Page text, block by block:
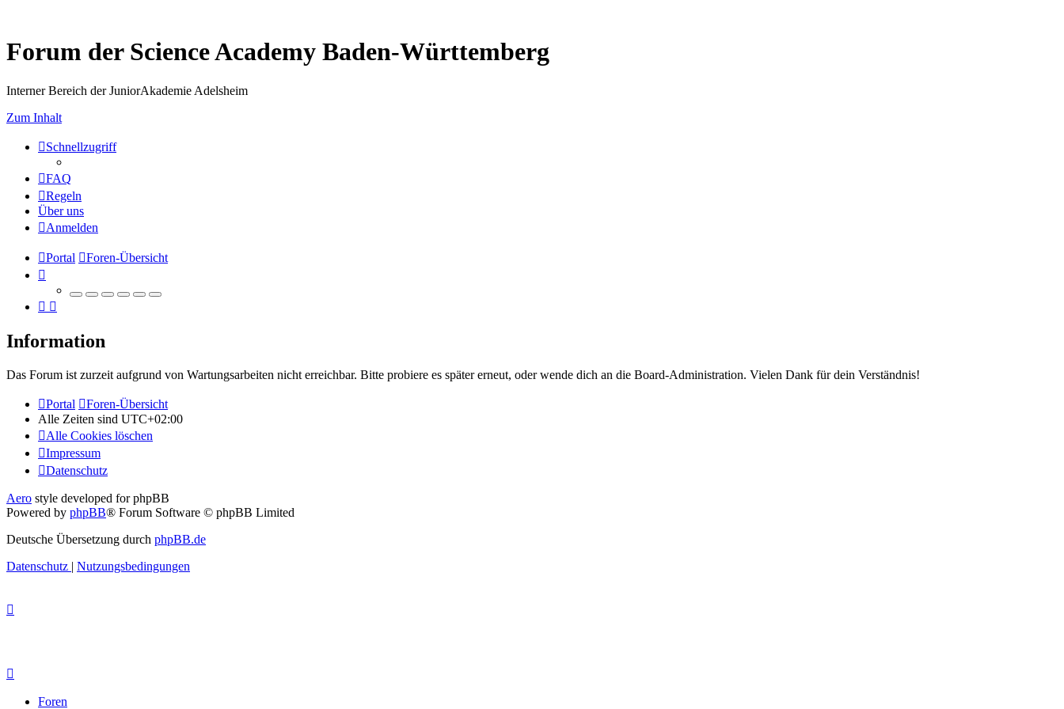
Forum der Science Academy Baden-Württemberg
Interner Bereich der JuniorAkademie Adelsheim
Zum Inhalt
Schnellzugriff
FAQ
Regeln
Über uns
Anmelden
Portal Foren-Übersicht
Information
Das Forum ist zurzeit aufgrund von Wartungsarbeiten nicht erreichbar. Bitte probiere es später erneut, oder wende dich an die Board-Administration. Vielen Dank für dein Verständnis!
Portal
Foren-Übersicht
Alle Zeiten sind UTC+02:00
Alle Cookies löschen
Impressum
Datenschutz
Aero style developed for phpBB
Powered by phpBB® Forum Software © phpBB Limited
Deutsche Übersetzung durch phpBB.de
Datenschutz | Nutzungsbedingungen
Foren